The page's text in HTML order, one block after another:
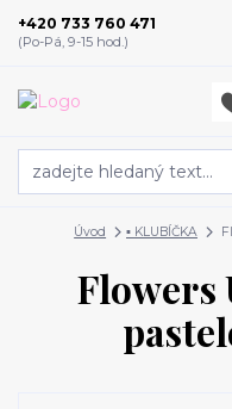
+420 733 760 471
(Po-Pá, 9-15 hod.)
Úvod ▪️ KLUBÍČKA
Flowers